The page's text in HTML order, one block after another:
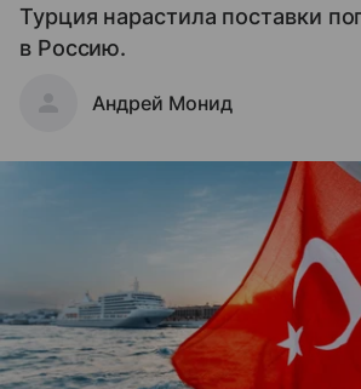
Турция нарастила поставки
в Россию.
Андрей Монид